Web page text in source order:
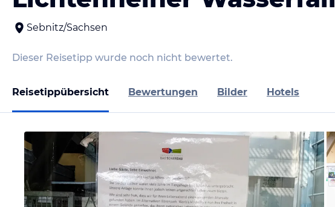
Sebnitz/Sachsen
Dieser Reisetipp wurde noch nicht bewertet.
Reisetippübersicht Bewertungen Bilder Hotels